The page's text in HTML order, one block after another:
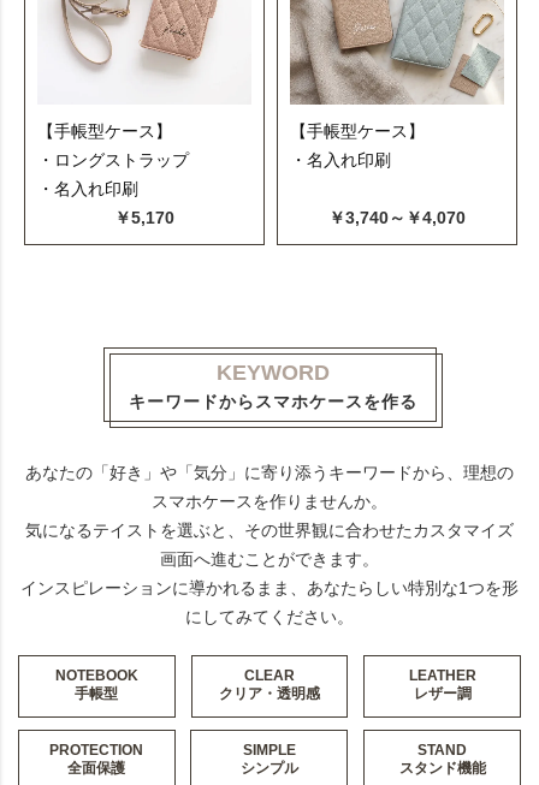
【手帳型ケース】
・ロングストラップ
・名入れ印刷
￥5,170
【手帳型ケース】
・名入れ印刷
￥3,740～￥4,070
KEYWORD
キーワードからスマホケースを作る
あなたの「好き」や「気分」に寄り添うキーワードから、理想の
スマホケースを作りませんか。
気になるテイストを選ぶと、その世界観に合わせたカスタマイズ
画面へ進むことができます。
インスピレーションに導かれるまま、あなたらしい特別な1つを形
にしてみてください。
NOTEBOOK
手帳型
CLEAR
クリア・透明感
LEATHER
レザー調
PROTECTION
全面保護
SIMPLE
シンプル
STAND
スタンド機能